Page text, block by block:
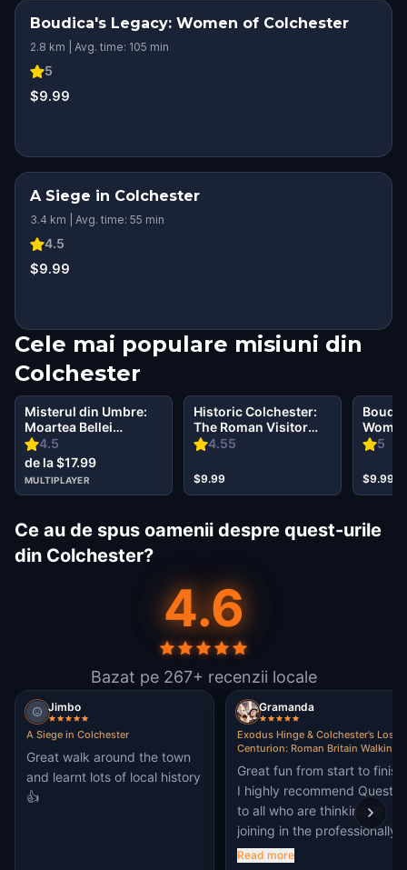
Boudica's Legacy: Women of Colchester
2.8 km | Avg. time: 105 min
5
$9.99
A Siege in Colchester
3.4 km | Avg. time: 55 min
4.5
$9.99
Cele mai populare misiuni din
Colchester
4.5
Misterul din Umbre:
Moartea Bellei
Wanderlust în
Colchester
de la $17.99
MULTIPLAYER
4.55
Historic Colchester:
The Roman Visitor
Walking Tour &
$9.99
5
$9.99
Ce au de spus oamenii despre quest-urile
din Colchester?
4.6
Bazat pe 267+ recenzii locale
Jimbo
A Siege in Colchester
Great walk around the town
and learnt lots of local history
👍
Gramanda
Exodus Hinge & Colchester’s Lost
Centurion: Roman Britain Walking
Great fun from start to finish.
I highly recommend Questo
to all who are thinking of
joining in the professionally
designed and highly
Read more